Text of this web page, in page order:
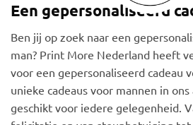
Een gepersonaliseerd
Ben jij op zoek naar een
man? Print More Nederland heeft
voor een gepersonaliseerd cadeau
unieke cadeaus voor mannen in
geschikt voor iedere gelegenheid.